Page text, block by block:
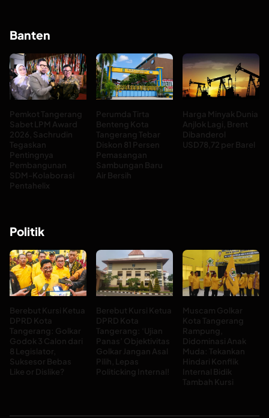
Banten
Pemkot Tangerang
Sabet LPM Award
2026, Sachrudin
Tegaskan
Pentingnya
Pembangunan
SDM-Kolaborasi
Pentahelix
Perumda Tirta
Benteng Kota
Tangerang Tebar
Diskon 81 Persen
Pemasangan
Sambungan Baru
Air Bersih
Harga Minyak Dunia
Anjlok Lagi, Brent
Dibanderol
USD78,72 per Barel
Politik
Berebut Kursi Ketua
DPRD Kota
Tangerang: Golkar
Godok 3 Calon dari
8 Legislator,
Suksesor Bebas
Like or Dislike?
Berebut Kursi Ketua
DPRD Kota
Tangerang: ‘Ujian
Panas’ Objektivitas
Golkar Jangan Asal
Pilih, Lepas
Politicking Internal!
Muscam Golkar
Kota Tangerang
Rampung,
Didominasi Anak
Muda: Tekankan
Hindari Konflik
Internal Bidik
Tambah Kursi